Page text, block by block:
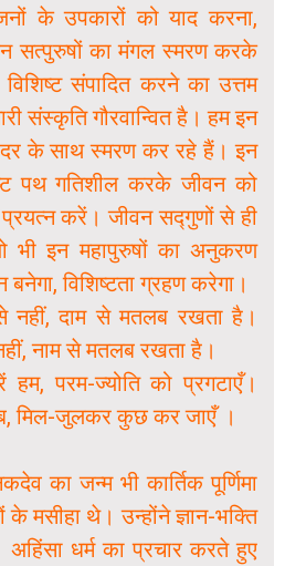
के उपकारों को याद करना,
सत्पुरुषों का मंगल स्मरण करके
संपादित करने का उत्तम
संस्कृति गौरवान्वित है। हम इन
के साथ स्मरण कर रहे हैं। इन
पथ गतिशील करके जीवन को
करें। जीवन सद्गुणों से ही
भी इन महापुरुषों का अनुकरण
विशिष्टता ग्रहण करेगा।
दाम से मतलब रखता है।
नाम से मतलब रखता है।
परम-ज्योति को प्रगटाएँ।
मिल-जुलकर कुछ कर जाएँ ।
का जन्म भी कार्तिक पूर्णिमा
मसीहा थे। उन्होंने ज्ञान-भक्ति
धर्म का प्रचार करते हुए